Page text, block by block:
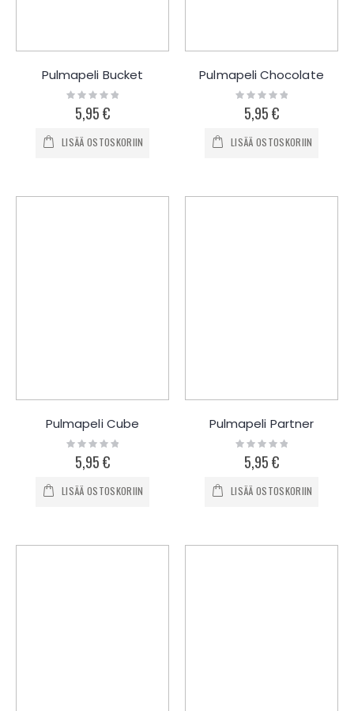
Pulmapeli Bucket
Rating:
0%5,95 €
LISÄÄ OSTOSKORIIN
Pulmapeli Chocolate
Rating:
0%5,95 €
LISÄÄ OSTOSKORIIN
Pulmapeli Cube
Rating:
0%5,95 €
LISÄÄ OSTOSKORIIN
Pulmapeli Partner
Rating:
0%5,95 €
LISÄÄ OSTOSKORIIN